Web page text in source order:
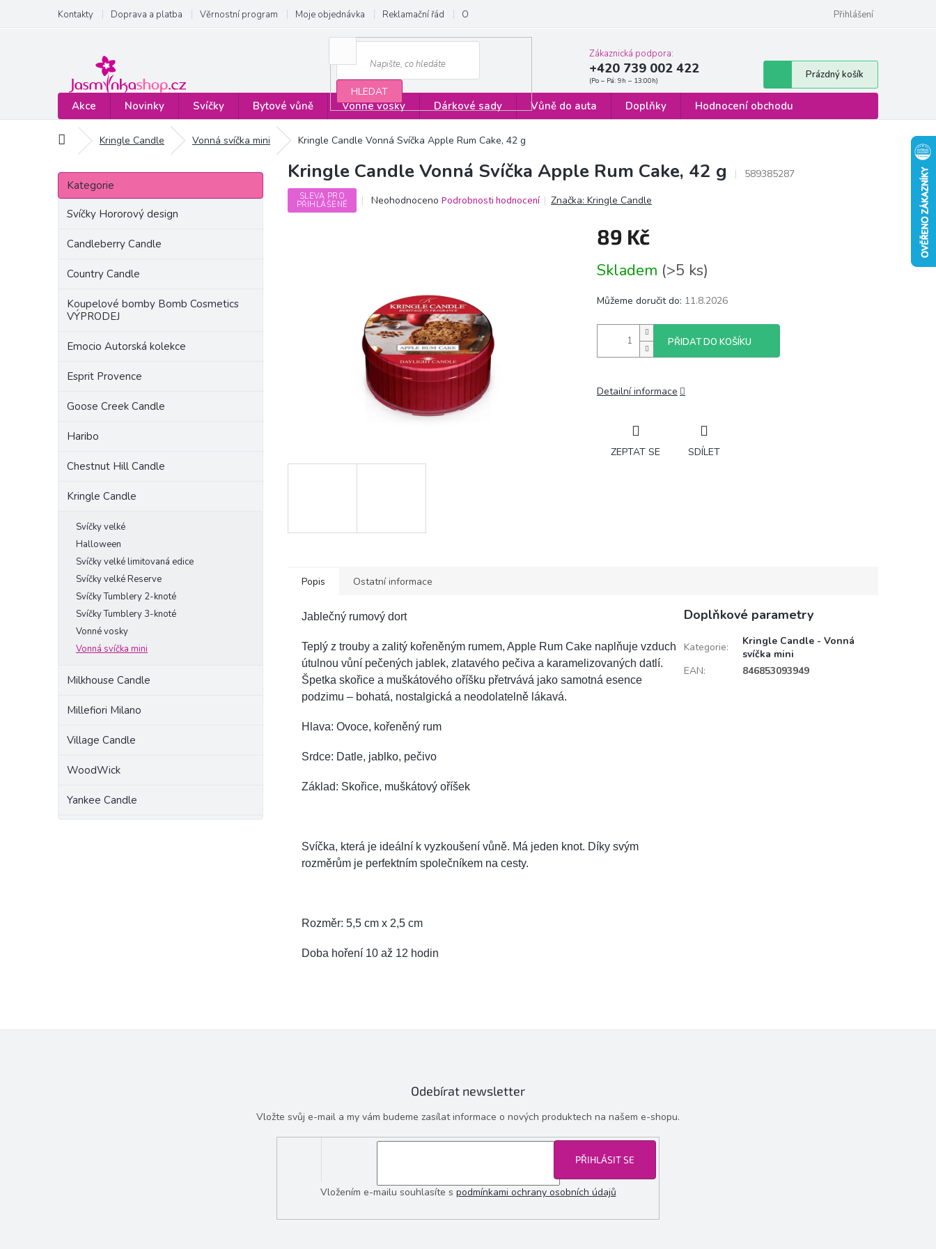
obsah
Kontakty Doprava a platba Věrnostní program Moje objednávka Reklamační řád Obchodní podmínky Formulář pro odstoupení od smlouvy
Přihlášení
HLEDAT
Zákaznická podpora:
+420 739 002 422
Nákupní
košík
Prázdný košík
Akce Novinky Svíčky Bytové vůně Vonné vosky Dárkové sady Vůně do auta Doplňky Hodnocení obchodu
Domů Kringle Candle Vonná svíčka mini Kringle Candle Vonná Svíčka Apple Rum Cake, 42 g
P
s
Přeskočit
kategorie
Kategorie
Svíčky Hororový design
Candleberry Candle
Country Candle
Koupelové bomby Bomb Cosmetics
VÝPRODEJ
Emocio Autorská kolekce
Esprit Provence
Goose Creek Candle
Haribo
Chestnut Hill Candle
Kringle Candle
Svíčky velké
Halloween
Svíčky velké limitovaná edice
Svíčky velké Reserve
Svíčky Tumblery 2-knoté
Svíčky Tumblery 3-knoté
Vonné vosky
Vonná svíčka mini
Milkhouse Candle
Millefiori Milano
Village Candle
WoodWick
Yankee Candle
Kringle Candle Vonná Svíčka Apple Rum Cake, 42 g 589385287
SLEVA PRO
PŘIHLÁŠENÉ
Průměrné
Neohodnoceno Podrobnosti hodnocení Značka:Kringle Candle
89 Kč
cena:
Skladem (>5 ks)
Můžeme doručit do: 11.8.2026
PŘIDAT DO KOŠÍKU
Detailní informace
ZEPTAT SE SDÍLET
Popis Ostatní informace
Jablečný rumový dort
Teplý z trouby a zalitý kořeněným rumem, Apple Rum Cake naplňuje vzduch
útulnou vůní pečených jablek, zlatavého pečiva a karamelizovaných datlí.
Špetka skořice a muškátového oříšku přetrvává jako samotná esence
podzimu – bohatá, nostalgická a neodolatelně lákavá.
Hlava: Ovoce, kořeněný rum
Srdce: Datle, jablko, pečivo
Základ: Skořice, muškátový oříšek
Svíčka, která je ideální k vyzkoušení vůně. Má jeden knot. Díky svým
rozměrům je perfektním společníkem na cesty.
Rozměr: 5,5 cm x 2,5 cm
Doba hoření 10 až 12 hodin
Doplňkové parametry
Kategorie:
Kringle Candle - Vonná
svíčka mini
EAN: 846853093949
Odebírat newsletter
Vložte svůj e-mail a my vám budeme zasílat informace o nových produktech na našem e-shopu.
Vložením e-mailu souhlasíte s podmínkami ochrany osobních údajů
PŘIHLÁSIT SE